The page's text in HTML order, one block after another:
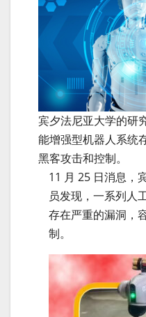
宾夕法尼亚大学的研
能增强型机器人系统
黑客攻击和控制。
11 月 25 日消息，
员发现，一系列人
存在严重的漏洞，
制。